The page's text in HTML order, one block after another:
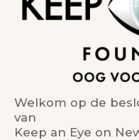
Welkom op de
van
Keep an Eye on